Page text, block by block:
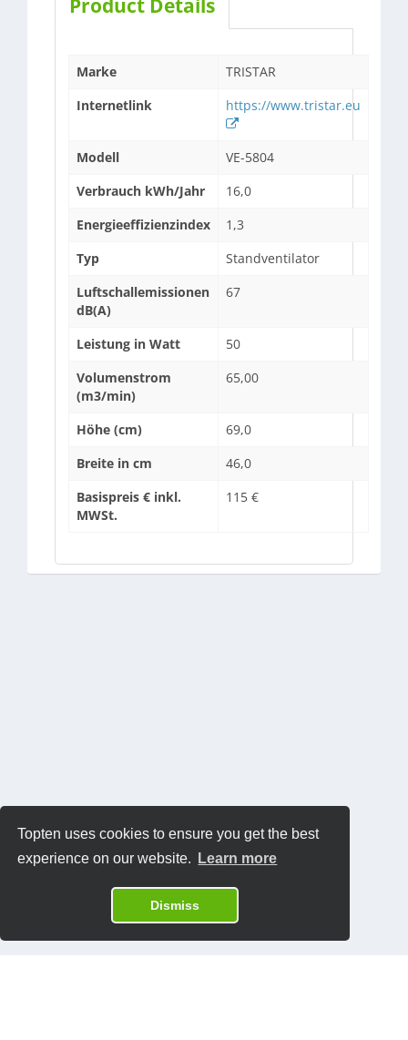
Topten uses cookies to ensure you get the best
experience on our website.
Learn more
Dismiss
Product Details
Marke
TRISTAR
Internetlink
https://www.tristar.eu
Modell
VE-5804
Verbrauch kWh/Jahr
16,0
Energieeffizienzindex
1,3
Typ
Standventilator
Luftschallemissionen
dB(A)
67
Leistung in Watt
50
Volumenstrom
(m3/min)
65,00
Höhe (cm)
69,0
Breite in cm
46,0
Basispreis € inkl.
MWSt.
115 €